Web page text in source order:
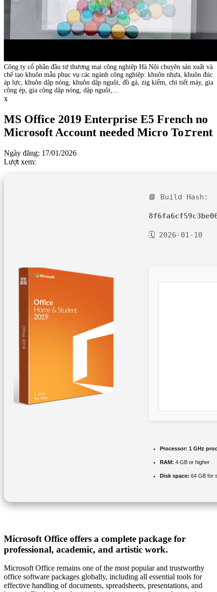
Công ty cổ phần đầu tư thương mại công nghiệp Hà Nội chuyên sản xuất và
chế tạo khuôn mẫu phục vụ các ngành công nghiệp: khuôn nhựa, khuôn đúc
áp lực, khuôn dập nóng, khuôn dập nguội, đồ gá, zig kiểm, chi tiết máy, gia
công ép, gia công dập nóng, dập nguội,...
x
MS Office 2019 Enterprise E5 French no
Microsoft Account needed Micro To𝚛rent
Ngày đăng: 17/01/2026
Lượt xem:
📘 Build Hash:
🗓 2026-01-10
Processor: 1 GHz
RAM: 4 GB or higher
Disk space: 64 GB for
Microsoft Office offers a complete package for
professional, academic, and artistic work.
Microsoft Office remains one of the most popular and trustworthy
office software packages globally, including all essential tools for
effective handling of documents, spreadsheets, presentations, and